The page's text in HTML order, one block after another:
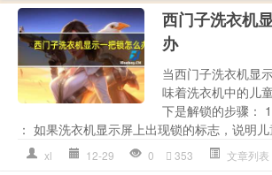
西门子洗衣机
办
当西门子洗衣机显
味着洗衣机中的儿
下是解锁的步骤：
： 如果洗衣机显示屏上出现锁的标志，说明
xl 12-29 0 353 文章列表